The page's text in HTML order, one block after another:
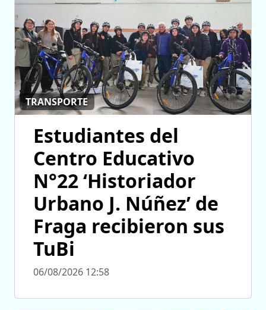
TRANSPORTE
Estudiantes del
Centro Educativo
N°22 ‘Historiador
Urbano J. Núñez’ de
Fraga recibieron sus
TuBi
06/08/2026 12:58